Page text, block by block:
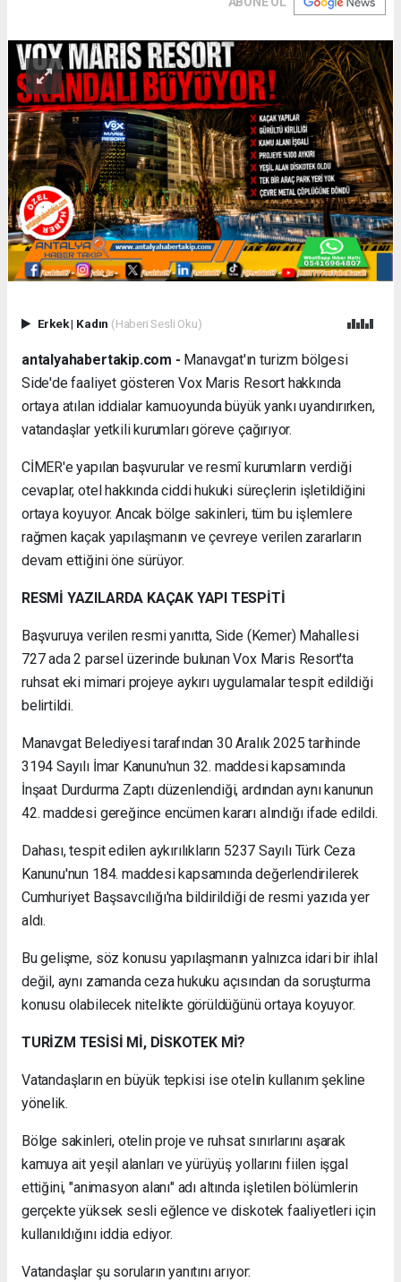
Erkek| Kadın (Haberi Sesli Oku)
antalyahabertakip.com - Manavgat'ın turizm bölgesi
Side'de faaliyet gösteren Vox Maris Resort hakkında
ortaya atılan iddialar kamuoyunda büyük yankı uyandırırken,
vatandaşlar yetkili kurumları göreve çağırıyor.
CİMER'e yapılan başvurular ve resmî kurumların verdiği
cevaplar, otel hakkında ciddi hukuki süreçlerin işletildiğini
ortaya koyuyor. Ancak bölge sakinleri, tüm bu işlemlere
rağmen kaçak yapılaşmanın ve çevreye verilen zararların
devam ettiğini öne sürüyor.
RESMİ YAZILARDA KAÇAK YAPI TESPİTİ
Başvuruya verilen resmi yanıtta, Side (Kemer) Mahallesi
727 ada 2 parsel üzerinde bulunan Vox Maris Resort'ta
ruhsat eki mimari projeye aykırı uygulamalar tespit edildiği
belirtildi.
Manavgat Belediyesi tarafından 30 Aralık 2025 tarihinde
3194 Sayılı İmar Kanunu'nun 32. maddesi kapsamında
İnşaat Durdurma Zaptı düzenlendiği, ardından aynı kanunun
42. maddesi gereğince encümen kararı alındığı ifade edildi.
Dahası, tespit edilen aykırılıkların 5237 Sayılı Türk Ceza
Kanunu'nun 184. maddesi kapsamında değerlendirilerek
Cumhuriyet Başsavcılığı'na bildirildiği de resmi yazıda yer
aldı.
Bu gelişme, söz konusu yapılaşmanın yalnızca idari bir ihlal
değil, aynı zamanda ceza hukuku açısından da soruşturma
konusu olabilecek nitelikte görüldüğünü ortaya koyuyor.
TURİZM TESİSİ Mİ, DİSKOTEK Mİ?
Vatandaşların en büyük tepkisi ise otelin kullanım şekline
yönelik.
Bölge sakinleri, otelin proje ve ruhsat sınırlarını aşarak
kamuya ait yeşil alanları ve yürüyüş yollarını fiilen işgal
ettiğini, "animasyon alanı" adı altında işletilen bölümlerin
gerçekte yüksek sesli eğlence ve diskotek faaliyetleri için
kullanıldığını iddia ediyor.
Vatandaşlar şu soruların yanıtını arıyor: